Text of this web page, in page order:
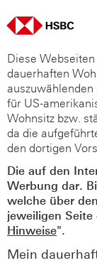
Diese
dauerhaften
für US-
Wohnsitz bzw.
da die
den dortigen
Die auf den
Werbung dar.
welche über
jeweiligen
Hinweise".
Mein